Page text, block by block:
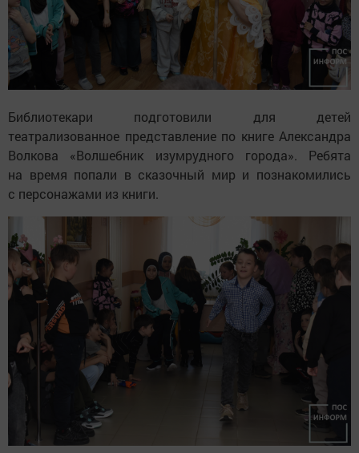
Библиотекари подготовили для детей
театрализованное представление по книге Александра
Волкова «Волшебник изумрудного города». Ребята
на время попали в сказочный мир и познакомились
с персонажами из книги.